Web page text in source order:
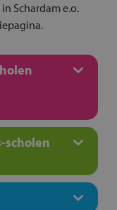
Schardam e.o.
scholen